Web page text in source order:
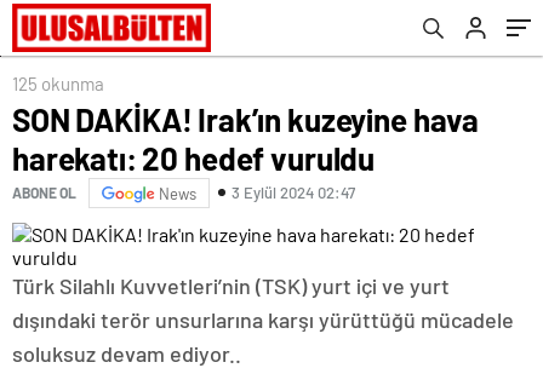
125 okunma
SON DAKİKA! Irak’ın kuzeyine hava
harekatı: 20 hedef vuruldu
ABONE OL News 3 Eylül 2024 02:47
Türk Silahlı Kuvvetleri’nin (TSK) yurt içi ve yurt
dışındaki terör unsurlarına karşı yürüttüğü mücadele
soluksuz devam ediyor..